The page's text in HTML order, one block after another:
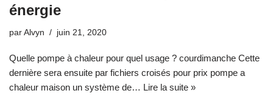
énergie
par Alvyn juin 21, 2020
Quelle pompe à chaleur pour quel usage ? courdimanche Cette
dernière sera ensuite par fichiers croisés pour prix pompe a
chaleur maison un système de… Lire la suite »